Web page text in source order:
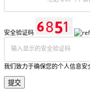
安全验证码
我们致力于确保您的个人信息安
提交